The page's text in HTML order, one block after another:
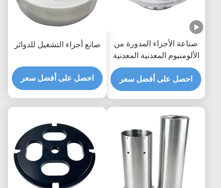
صناعة الأجزاء المدورة من
الألومنيوم المعدنية المعدنية
حسب الطلب 5 محور طحن
CNC
احصل على أفضل سعر
صانع أجزاء التشغيل للدوائر
احصل على أفضل سعر